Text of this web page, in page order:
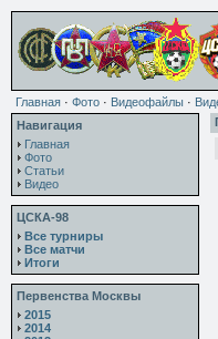
Главная · Фото · Видеофайлы ·
Навигация
Главная
Фото
Статьи
Видео
ЦСКА-98
Все турниры
Все матчи
Итоги
Первенства Москвы
2015
2014